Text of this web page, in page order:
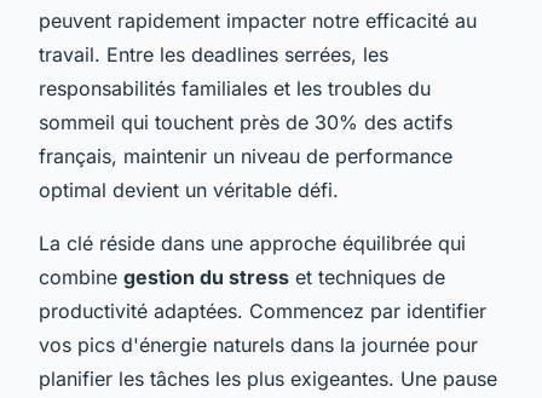
peuvent rapidement impacter notre efficacité au
travail. Entre les deadlines serrées, les
responsabilités familiales et les troubles du
sommeil qui touchent près de 30% des actifs
français, maintenir un niveau de performance
optimal devient un véritable défi.
La clé réside dans une approche équilibrée qui
combine gestion du stress et techniques de
productivité adaptées. Commencez par identifier
vos pics d'énergie naturels dans la journée pour
planifier les tâches les plus exigeantes. Une pause